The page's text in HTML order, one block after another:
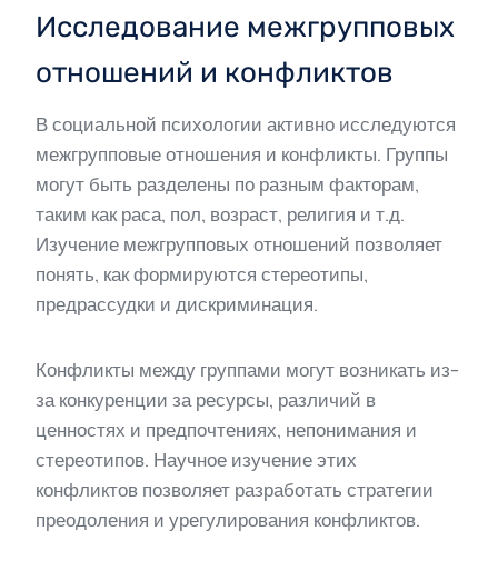
Исследование межгрупповых
отношений и конфликтов
В социальной психологии активно исследуются
межгрупповые отношения и конфликты. Группы
могут быть разделены по разным факторам,
таким как раса, пол, возраст, религия и т.д.
Изучение межгрупповых отношений позволяет
понять, как формируются стереотипы,
предрассудки и дискриминация.
Конфликты между группами могут возникать из-
за конкуренции за ресурсы, различий в
ценностях и предпочтениях, непонимания и
стереотипов. Научное изучение этих
конфликтов позволяет разработать стратегии
преодоления и урегулирования конфликтов.